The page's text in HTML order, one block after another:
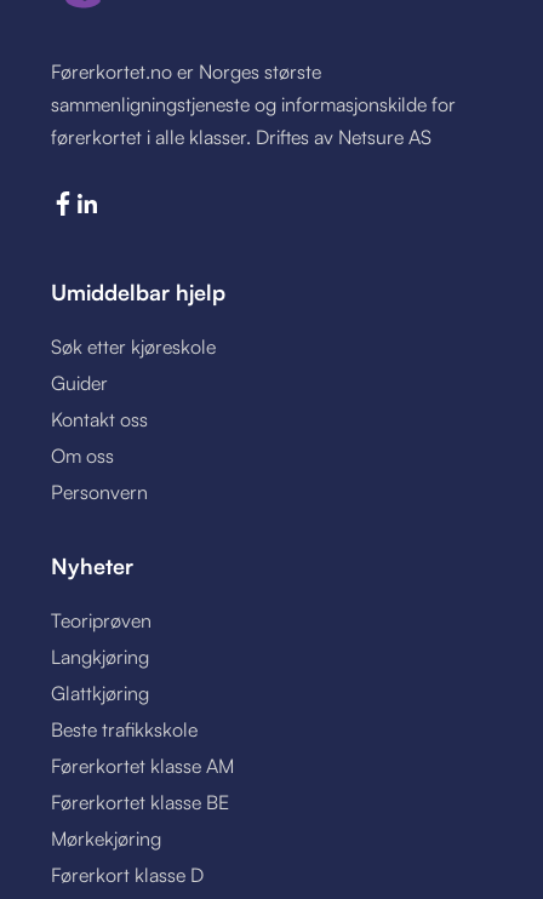
Førerkortet.no er Norges største
sammenligningstjeneste og informasjonskilde for
førerkortet i alle klasser. Driftes av Netsure AS
Umiddelbar hjelp
Søk etter kjøreskole
Guider
Kontakt oss
Om oss
Personvern
Nyheter
Teoriprøven
Langkjøring
Glattkjøring
Beste trafikkskole
Førerkortet klasse AM
Førerkortet klasse BE
Mørkekjøring
Førerkort klasse D